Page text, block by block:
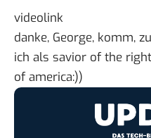
videolink
danke, George, komm,
ich als savior of the
of america:))